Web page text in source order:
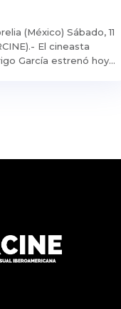
(México) Sábado, 11
El cineasta
García estrenó hoy...